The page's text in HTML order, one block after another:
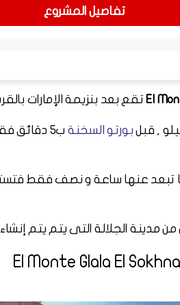
تفاصيل المشروع
تقع بعد بنزيمة الإمارات
بورتو السخنة
تبعد عنها ساعة و نصف فقط
مدينة الجلالة التى يتم يتم